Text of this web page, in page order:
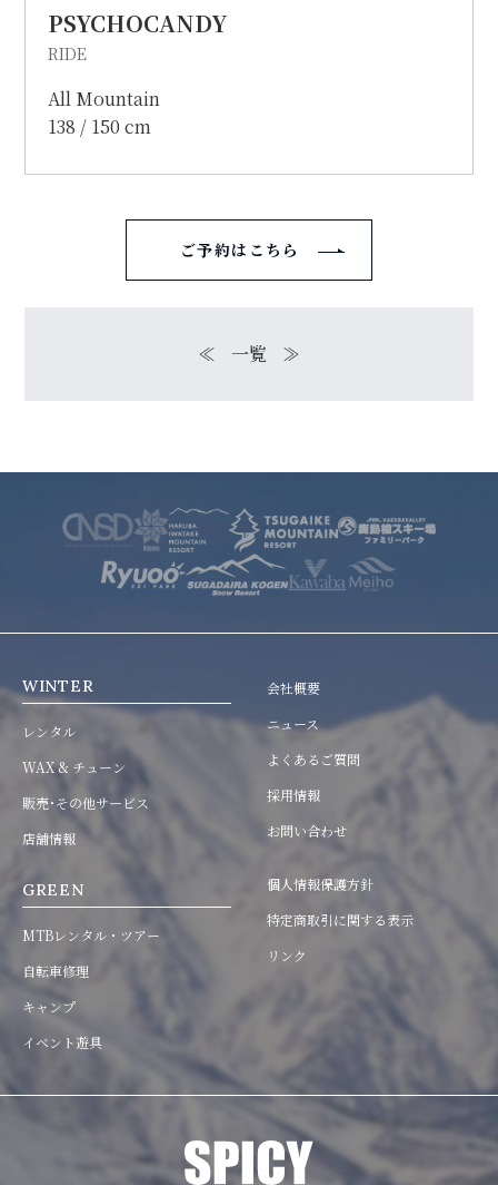
PSYCHOCANDY
RIDE
All Mountain
138 / 150 cm
ご予約はこちら
≪ 一覧 ≫
WINTER
レンタル
WAX & チューン
販売･その他サービス
店舗情報
GREEN
MTBレンタル・ツアー
自転車修理
キャンプ
イベント遊具
会社概要
ニュース
よくあるご質問
採用情報
お問い合わせ
個人情報保護方針
特定商取引に関する表示
リンク